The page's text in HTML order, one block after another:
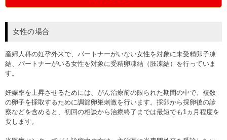
女性の場合
産婦人科の妊孕外来で、パートナーがいない女性を対象に未受精卵子凍
結、パートナーがいる女性を対象に受精卵凍結（胚凍結）を行っていま
す。
妊娠率を上昇させるためには、がん治療前の限られた期間の中で、複数
の卵子を採取するために調節卵巣刺激を行います。採卵から採卵後の診
察などを含めると、初回の相談から治療終了までは最短でも1ヵ月程度を
要します。